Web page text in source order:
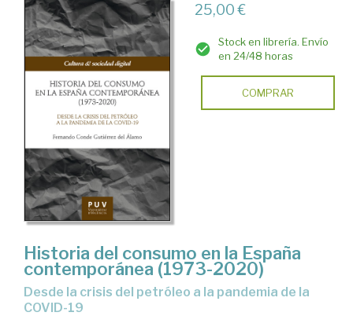
25,00 €
Stock en librería. Envío
en 24/48 horas
COMPRAR
Historia del consumo en la España
contemporánea (1973-2020)
Desde la crisis del petróleo a la pandemia de la
COVID-19